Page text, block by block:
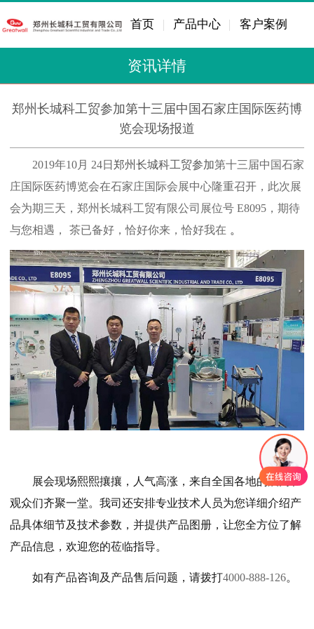
首页 产品中心 客户案例
资讯详情
郑州长城科工贸参加第十三届中国石家庄国际医药博
览会现场报道
2019年10月 24日 郑州长城科工贸参加第十三届中国石家
庄国际医药博览会在石家庄国际会展中心隆重召开，此次展
会为期三天，郑州长城科工贸有限公司展位号 E8095 ，期待
与您相遇，
茶已备好，恰好你来，恰好我在 。
展会现场熙熙攘攘，人气高涨，来自全国各地的展商和
观众们齐聚一堂。我司还安排专业技术人员为您详细介绍产
品具体细节及技术参数，并提供产品图册，让您全方位了解
产品信息，欢迎您的莅临指导。
如有产品咨询及产品售后问题，请拨打4000-888-126。